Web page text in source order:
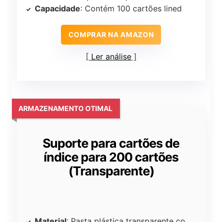
Capacidade: Contém 100 cartões lined
COMPRAR NA AMAZON
Ler análise
Suporte para cartões de
índice para 200 cartões
(Transparente)
ARMAZENAMENTO OTIMAL